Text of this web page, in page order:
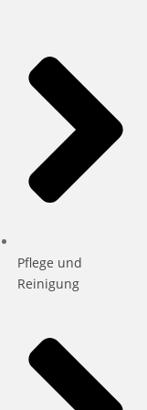
Pflege und
Reinigung